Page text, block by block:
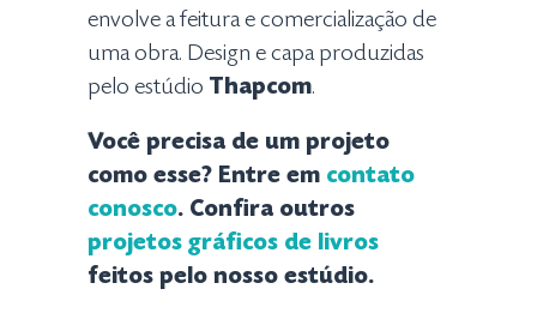
envolve a feitura e comercialização de
uma obra. Design e capa produzidas
pelo estúdio Thapcom.
Você precisa de um projeto
como esse? Entre em contato
conosco. Confira outros
projetos gráficos de livros
feitos pelo nosso estúdio.